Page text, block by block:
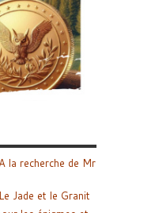
la recherche de Mr
Jade et le Granit